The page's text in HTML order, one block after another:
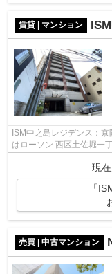
賃貸 | マンション
ISM中之島レジデンス：
はローソン 西区土佐堀一
現
「
売買 | 中古マンション